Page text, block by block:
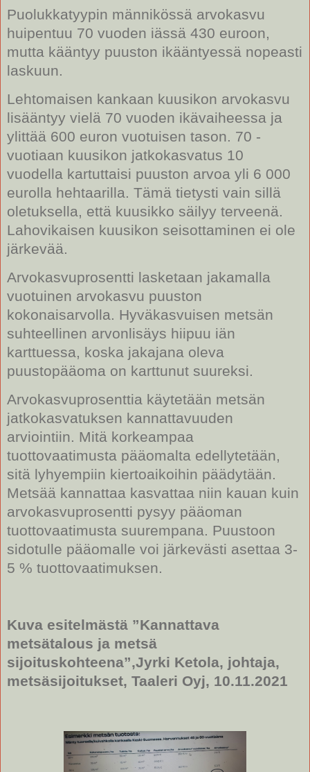
Puolukkatyypin männikössä arvokasvu
huipentuu 70 vuoden iässä 430 euroon,
mutta kääntyy puuston ikääntyessä nopeasti
laskuun.
Lehtomaisen kankaan kuusikon arvokasvu
lisääntyy vielä 70 vuoden ikävaiheessa ja
ylittää 600 euron vuotuisen tason. 70 -
vuotiaan kuusikon jatkokasvatus 10
vuodella kartuttaisi puuston arvoa yli 6 000
eurolla hehtaarilla. Tämä tietysti vain sillä
oletuksella, että kuusikko säilyy terveenä.
Lahovikaisen kuusikon seisottaminen ei ole
järkevää.
Arvokasvuprosentti lasketaan jakamalla
vuotuinen arvokasvu puuston
kokonaisarvolla. Hyväkasvuisen metsän
suhteellinen arvonlisäys hiipuu iän
karttuessa, koska jakajana oleva
puustopääoma on karttunut suureksi.
Arvokasvuprosenttia käytetään metsän
jatkokasvatuksen kannattavuuden
arviointiin. Mitä korkeampaa
tuottovaatimusta pääomalta edellytetään,
sitä lyhyempiin kiertoaikoihin päädytään.
Metsää kannattaa kasvattaa niin kauan kuin
arvokasvuprosentti pysyy pääoman
tuottovaatimusta suurempana. Puustoon
sidotulle pääomalle voi järkevästi asettaa 3-
5 % tuottovaatimuksen.
Kuva esitelmästä ”Kannattava
metsätalous ja metsä
sijoituskohteena”,Jyrki Ketola, johtaja,
metsäsijoitukset, Taaleri Oyj, 10.11.2021